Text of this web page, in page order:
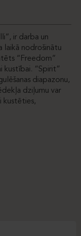
ir darba un
laikā nodrošinātu
“Freedom”
kustībai. “Spirit”
diapazonu,
dziļumu var
kustēties,